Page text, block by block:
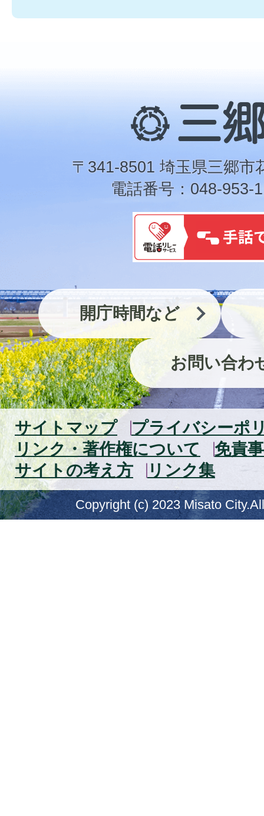
三
郷
市
〒341-8501 埼玉県三郷市
電話番号：048-953-
開庁時間など
お問い合わ
サイトマップ
プライバシーポ
リンク・著作権について
免責
サイトの考え方
リンク集
Copyright (c) 2023 Misato